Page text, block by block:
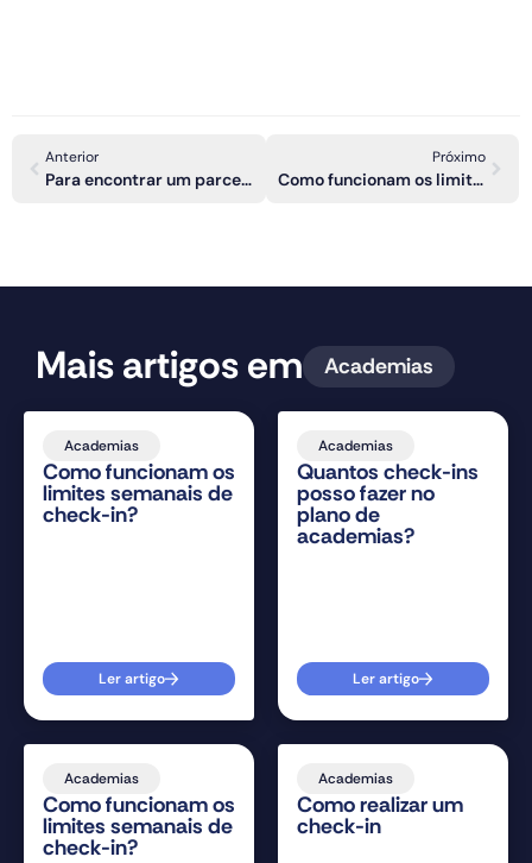
Anterior
Para encontrar um parceiro no nosso app:
Próximo
Como funcionam os limites semanais de check-in?
Mais artigos em Academias
Academias
Como funcionam os
limites semanais de
check-in?
Ler artigo
Academias
Quantos check-ins
posso fazer no
plano de
academias?
Ler artigo
Academias
Como funcionam os
limites semanais de
check-in?
Academias
Como realizar um
check-in